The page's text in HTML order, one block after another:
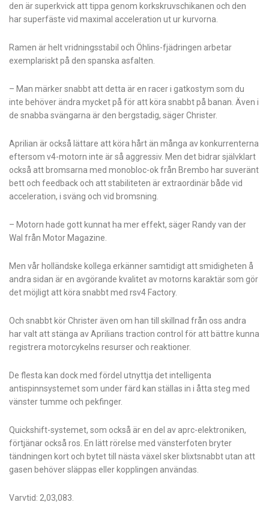
den är superkvick att tippa genom korkskruvschikanen och den
har superfäste vid maximal acceleration ut ur kurvorna.
Ramen är helt vridningsstabil och Öhlins-fjädringen arbetar
exemplariskt på den spanska asfalten.
– Man märker snabbt att detta är en racer i gatkostym som du
inte behöver ändra mycket på för att köra snabbt på banan. Även i
de snabba svängarna är den bergstadig, säger Christer.
Aprilian är också lättare att köra hårt än många av konkurrenterna
eftersom v4-motorn inte är så aggressiv. Men det bidrar självklart
också att bromsarna med monobloc-ok från Brembo har suveränt
bett och feedback och att stabiliteten är extraordinär både vid
acceleration, i sväng och vid bromsning.
– Motorn hade gott kunnat ha mer effekt, säger Randy van der
Wal från Motor Magazine.
Men vår holländske kollega erkänner samtidigt att smidigheten å
andra sidan är en avgörande kvalitet av motorns karaktär som gör
det möjligt att köra snabbt med rsv4 Factory.
Och snabbt kör Christer även om han till skillnad från oss andra
har valt att stänga av Aprilians traction control för att bättre kunna
registrera motorcykelns resurser och reaktioner.
De flesta kan dock med fördel utnyttja det intelligenta
antispinnsystemet som under färd kan ställas in i åtta steg med
vänster tumme och pekfinger.
Quickshift-systemet, som också är en del av aprc-elektroniken,
förtjänar också ros. En lätt rörelse med vänsterfoten bryter
tändningen kort och bytet till nästa växel sker blixtsnabbt utan att
gasen behöver släppas eller kopplingen användas.
Varvtid: 2,03,083.